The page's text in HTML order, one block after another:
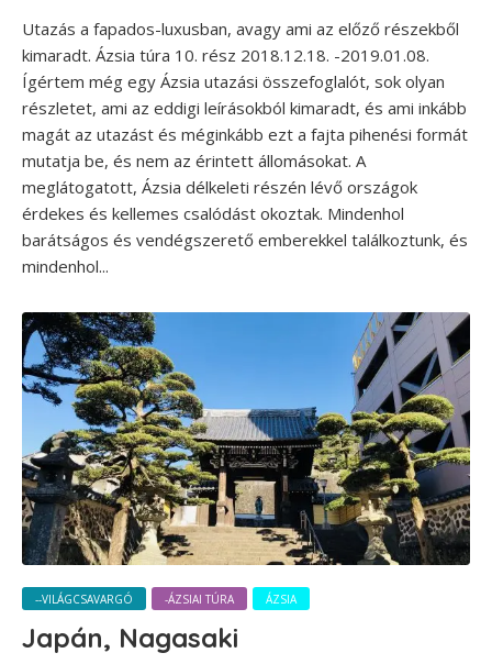
Utazás a fapados-luxusban, avagy ami az előző részekből
kimaradt. Ázsia túra 10. rész 2018.12.18. -2019.01.08.
Ígértem még egy Ázsia utazási összefoglalót, sok olyan
részletet, ami az eddigi leírásokból kimaradt, és ami inkább
magát az utazást és méginkább ezt a fajta pihenési formát
mutatja be, és nem az érintett állomásokat. A
meglátogatott, Ázsia délkeleti részén lévő országok
érdekes és kellemes csalódást okoztak. Mindenhol
barátságos és vendégszerető emberekkel találkoztunk, és
mindenhol...
--VILÁGCSAVARGÓ -ÁZSIAI TÚRA ÁZSIA
Japán, Nagasaki